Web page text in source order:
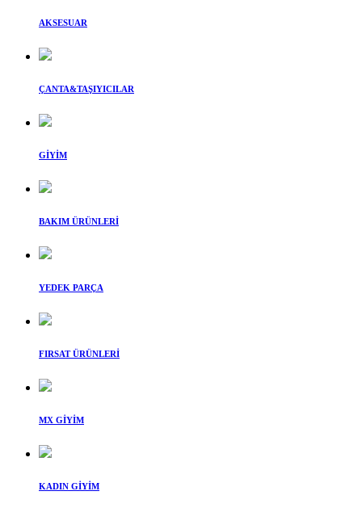
AKSESUAR
ÇANTA&TAŞIYICILAR
GİYİM
BAKIM ÜRÜNLERİ
YEDEK PARÇA
FIRSAT ÜRÜNLERİ
MX GİYİM
KADIN GİYİM